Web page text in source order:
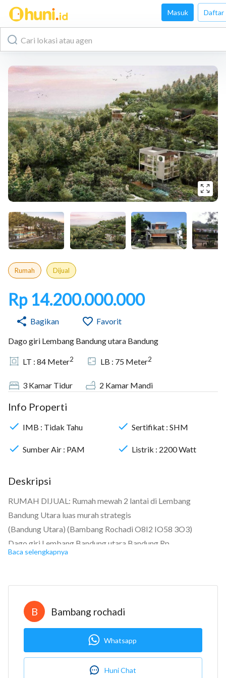
Masuk Daftar
Rumah Dijual
Rp 14.200.000.000
Bagikan Favorit
Dago giri Lembang Bandung utara Bandung
LT : 84 Meter2 LB : 75 Meter2
3 Kamar Tidur 2 Kamar Mandi
Info Properti
IMB : Tidak Tahu Sertifikat : SHM
Sumber Air : PAM Listrik : 2200Watt
Deskripsi
RUMAH DIJUAL: Rumah mewah 2 lantai di Lembang
Bandung Utara luas murah strategis
(Bandung Utara) (Bambang Rochadi O8I2 IO58 3O3)
Dago giri Lembang Bandung utara Bandung Rp.
1.425.000.000 Sertifikat Hak Milik
Kamar mandi: 2
Garasi: Carport 2
Luas tanah: 84 m2
Luas bangunan: 75 m2
Bangunan menghadap: Selatan
Baca selengkapnya
B Bambang rochadi
Whatsapp
Huni Chat